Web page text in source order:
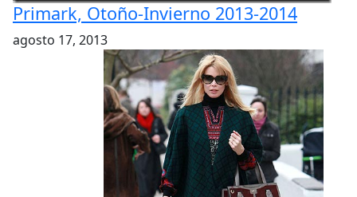
Primark, Otoño-Invierno 2013-2014
agosto 17, 2013